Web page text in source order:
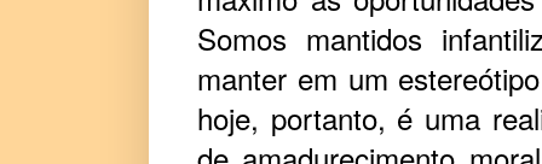
Somos mantidos
manter em um
hoje, portanto, é uma